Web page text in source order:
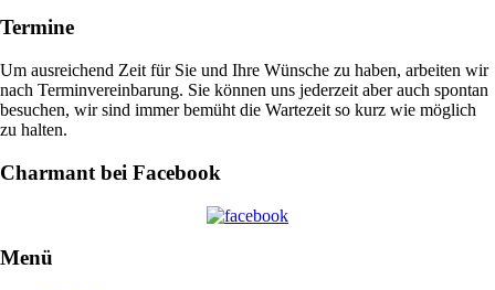
Termine
Um ausreichend Zeit für Sie und Ihre Wünsche zu haben, arbeiten wir
nach Terminvereinbarung. Sie können uns jederzeit aber auch spontan
besuchen, wir sind immer bemüht die Wartezeit so kurz wie möglich
zu halten.
Charmant bei Facebook
Menü